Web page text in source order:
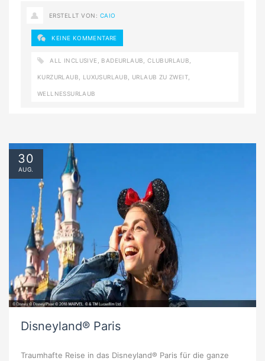
ERSTELLT VON: CAIO
KEINE KOMMENTARE
ALL INCLUSIVE BADEURLAUB ,CLUBURLAUB
KURZURLAUB LUXUSURLAUB URLAUB ZU ZWEIT
WELLNESSURLAUB
Disneyland® Paris
Traumhafte Reise in das Disneyland® Paris für die ganze
30
AUG.